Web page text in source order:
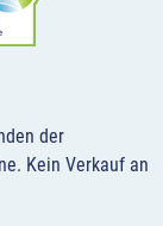
der
Kein Verkauf an